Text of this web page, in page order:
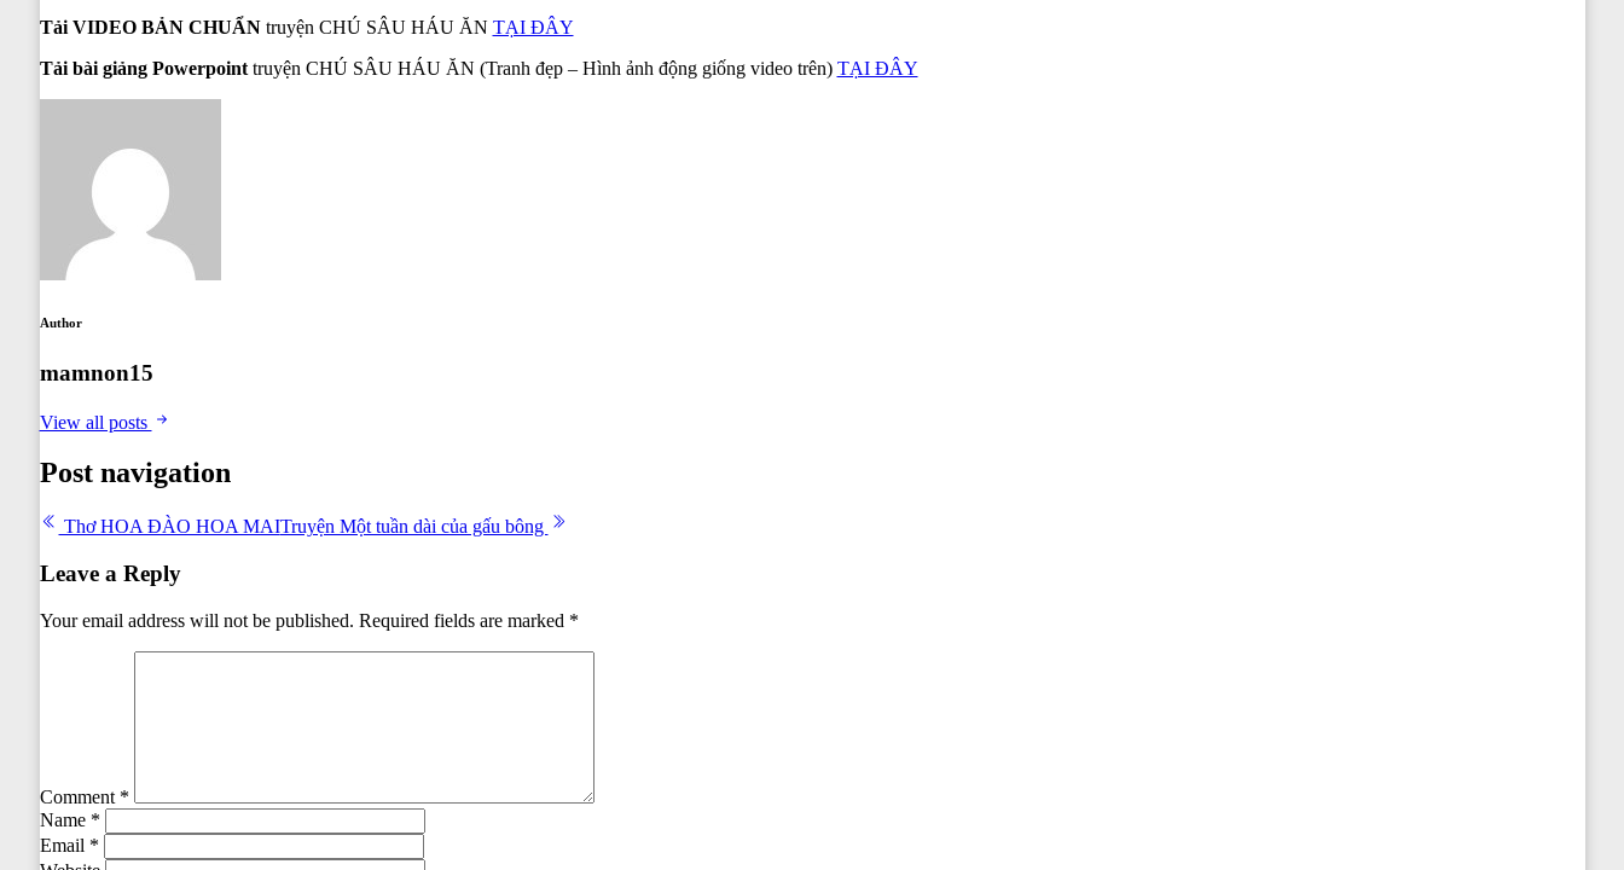
Tải VIDEO BẢN CHUẨNtruyện CHÚ SÂU HÁU ĂN TẠI ĐÂY
Tải bài giảng Powerpoint truyện CHÚ SÂU HÁU ĂN (Tranh đẹp – Hình ảnh động giống video trên) TẠI ĐÂY
Author
mamnon15
View all posts
Post navigation
Thơ HOA ĐÀO HOA MAITruyện Một tuần dài của gấu bông
Leave a Reply
Your email address will not be published. Required fields are marked *
Comment *
Name *
Email *